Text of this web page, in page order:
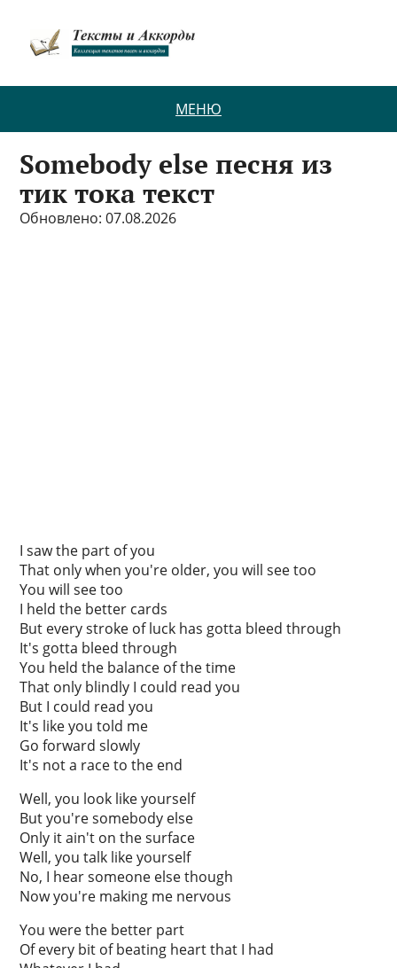
МЕНЮ
Somebody else песня из
тик тока текст
Обновлено: 07.08.2026
I saw the part of you
That only when you're older, you will see too
You will see too
I held the better cards
But every stroke of luck has gotta bleed through
It's gotta bleed through
You held the balance of the time
That only blindly I could read you
But I could read you
It's like you told me
Go forward slowly
It's not a race to the end
Well, you look like yourself
But you're somebody else
Only it ain't on the surface
Well, you talk like yourself
No, I hear someone else though
Now you're making me nervous
You were the better part
Of every bit of beating heart that I had